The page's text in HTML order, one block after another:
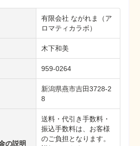
有限会社 ながれま（ア
ロマティカラボ）
木下和美
959-0264
新潟県燕市吉田3728-2
8
の説明
送料・代引き手数料・
振込手数料は、お客様
のご負担となります。